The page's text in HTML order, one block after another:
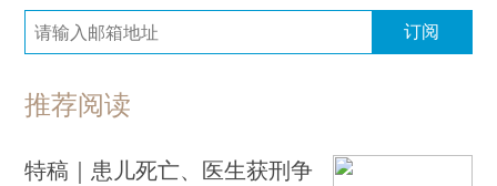
订阅
推荐阅读
特稿｜患儿死亡、医生获刑争